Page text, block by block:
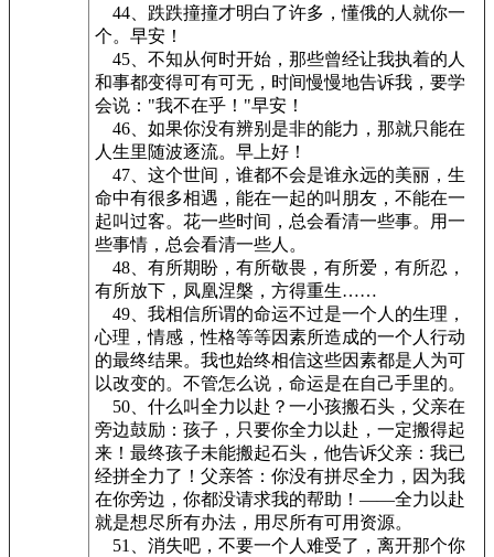
44、跌跌撞撞才明白了许多，懂俄的人就你一
个。早安！
45、不知从何时开始，那些曾经让我执着的人
和事都变得可有可无，时间慢慢地告诉我，要学
会说："我不在乎！"早安！
46、如果你没有辨别是非的能力，那就只能在
人生里随波逐流。早上好！
47、这个世间，谁都不会是谁永远的美丽，生
命中有很多相遇，能在一起的叫朋友，不能在一
起叫过客。花一些时间，总会看清一些事。用一
些事情，总会看清一些人。
48、有所期盼，有所敬畏，有所爱，有所忍，
有所放下，凤凰涅槃，方得重生……
49、我相信所谓的命运不过是一个人的生理，
心理，情感，性格等等因素所造成的一个人行动
的最终结果。我也始终相信这些因素都是人为可
以改变的。不管怎么说，命运是在自己手里的。
50、什么叫全力以赴？一小孩搬石头，父亲在
旁边鼓励：孩子，只要你全力以赴，一定搬得起
来！最终孩子未能搬起石头，他告诉父亲：我已
经拼全力了！父亲答：你没有拼尽全力，因为我
在你旁边，你都没请求我的帮助！——全力以赴
就是想尽所有办法，用尽所有可用资源。
51、消失吧，不要一个人难受了，离开那个你